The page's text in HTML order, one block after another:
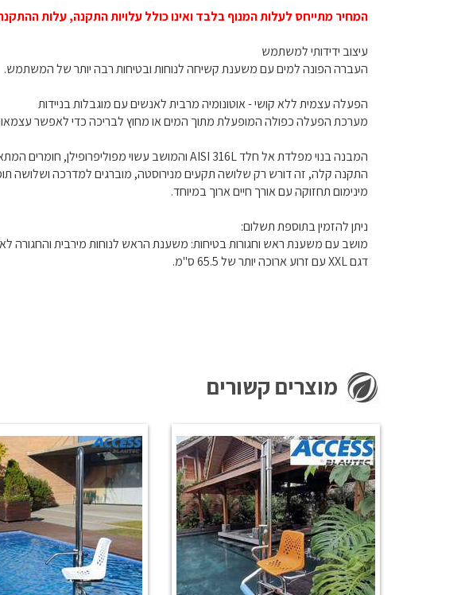
המחיר מתייחס לעלות המנוף בלבד ואינו כולל עלויות התקנה,עלות
עיצוב ידידותי למשתמש
העברה הפונה למים עם משענת קשיחה לנוחות ובטיחות רבה יותר של המשתמש.
הפעלה עצמית ללא קושי - אוטונומיה מרבית לאנשים עם מוגבלות בניידות
מערכת הפעלה כפולה המופעלת מתוך המים או מחוץ לבריכה כדי לאפשר
המבנה בנוי מפלדת אל חלד AISI 316L והמושב עשוי מפוליפרופילן, חומרים המתאימים לשימוש חיצוני.
התקנה קלה, זה דורש רק שלושה תקעים מנירוסטה, מוברגים למדרכה ושלושה
מינימום תחזוקה עם אורך חיים ארוך במיוחד.
ניתן להזמין בתוספת תשלום:
מושב עם משענת ראש וחגורות בטיחות: משענת הראש לנוחות מירבית
דגם XXL עם זרוע ארוכה יותר של 65.5 ס"מ.
מוצרים קשורים